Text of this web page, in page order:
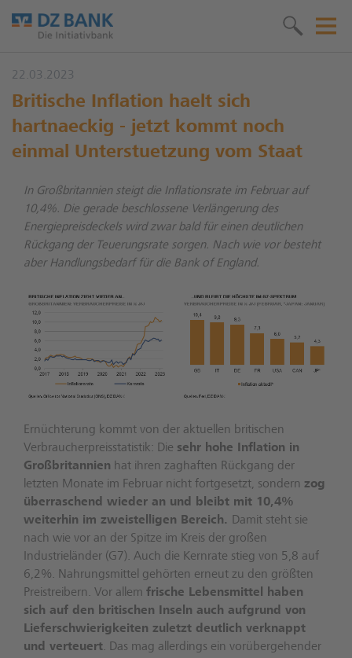
22.03.2023
Britische Inflation haelt sich
hartnaeckig - jetzt kommt noch
einmal Unterstuetzung vom Staat
In Großbritannien steigt die Inflationsrate im Februar auf
10,4%. Die gerade beschlossene Verlängerung des
Energiepreisdeckels wird zwar bald für einen deutlichen
Rückgang der Teuerungsrate sorgen. Nach wie vor besteht
aber Handlungsbedarf für die Bank of England.
Ernüchterung kommt von der aktuellen britischen
Verbraucherpreisstatistik: Die sehr hohe Inflation in
Großbritannien hat ihren zaghaften Rückgang der
letzten Monate im Februar nicht fortgesetzt, sondern zog
überraschend wieder an und bleibt mit 10,4%
weiterhin im zweistelligen Bereich.
Damit steht sie
nach wie vor an der Spitze im Kreis der großen
Industrieländer (G7). Auch die Kernrate stieg von 5,8 auf
6,2%. Nahrungsmittel gehörten erneut zu den größten
Preistreibern. Vor allem frische Lebensmittel haben
sich auf den britischen Inseln auch aufgrund von
Lieferschwierigkeiten zuletzt deutlich verknappt
und verteuert. Das mag allerdings ein vorübergehender